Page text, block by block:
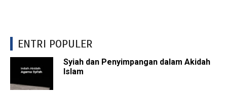
ENTRI POPULER
Syiah dan Penyimpangan dalam Akidah
Islam